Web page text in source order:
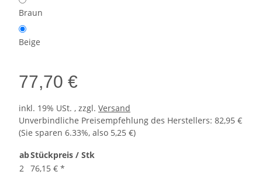
Braun
Beige
77,70 €
inkl. 19% USt. , zzgl. Versand
Unverbindliche Preisempfehlung des Herstellers: 82,95 €
(Sie sparen 6.33%, also 5,25 €)
abStückpreis / Stk
2 76,15 € *